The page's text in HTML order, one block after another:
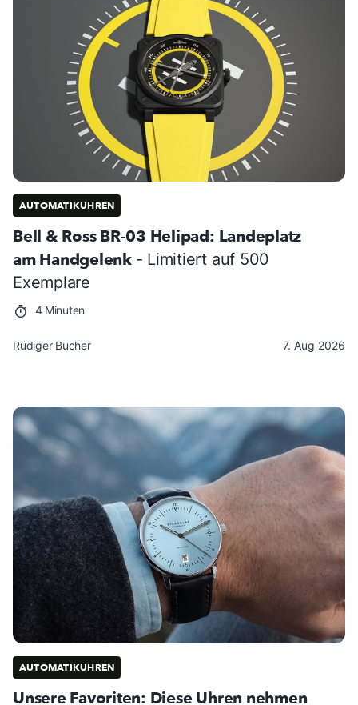
AUTOMATIKUHREN
Bell & Ross BR-03 Helipad: Landeplatz
am Handgelenk - Limitiert auf 500
Exemplare
4 Minuten
Rüdiger Bucher 7. Aug 2026
AUTOMATIKUHREN
Unsere Favoriten: Diese Uhren nehmen